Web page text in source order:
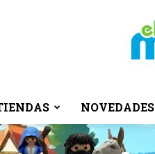
NOVEDADES